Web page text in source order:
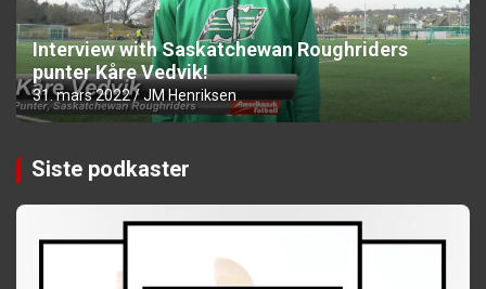
Interview with Saskatchewan Roughriders
punter Kåre Vedvik!
31. mars 2022 JM Henriksen
Siste podkaster